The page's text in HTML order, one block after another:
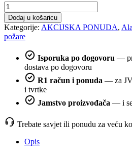
Nueva,
ruksak
za
prijenos
opreme
Inforest
količina
Dodaj u košaricu
Kategorije: AKCIJSKA PONUDA,
požare
Isporuka po dogovoru —
dostava po dogovoru
R1 račun i ponuda — za
i tvrtke
Jamstvo proizvođača — i
Trebate savjet ili ponudu za veću
Opis